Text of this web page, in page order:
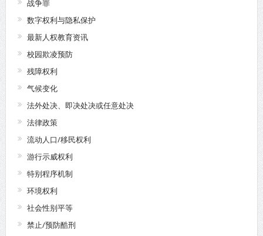
战争罪
数字权利与隐私保护
最新人权教育资讯
校园欺凌预防
残障权利
气候变化
法外处决、即决处决或任意处决
法律政策
流动人口/移民权利
游行示威权利
特别程序机制
环境权利
社会性别平等
禁止/预防酷刑